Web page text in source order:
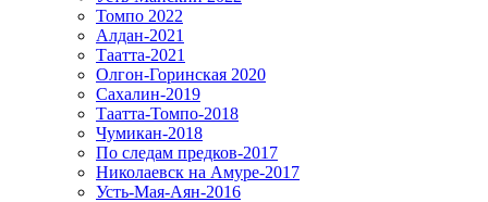
Томпо 2022
Алдан-2021
Таатта-2021
Олгон-Горинская 2020
Сахалин-2019
Таатта-Томпо-2018
Чумикан-2018
По следам предков-2017
Николаевск на Амуре-2017
Усть-Мая-Аян-2016